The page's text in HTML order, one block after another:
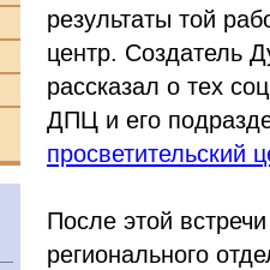
результаты той
центр. Создатель
рассказал о тех
ДПЦ и его
просветительский
После этой
регионального